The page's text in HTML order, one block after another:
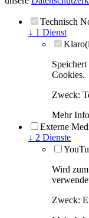
Technisch
↓ 1 Dienst
Klaro
Cookies.
Zweck:
Mehr
Externe
↓ 2 Dienste
Wird
Zweck: